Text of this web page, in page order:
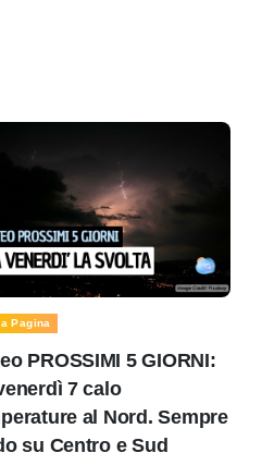
Pagina
PROSSIMI 5 GIORNI:
7 calo
al Nord. Sempre
su Centro e Sud